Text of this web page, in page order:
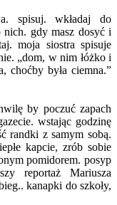
spisuj. wkładaj do
nich. gdy masz dosyć i
moja siostra spisuje
„dom, w nim łóżko i
choćby była ciemna.”
by poczuć zapach
wstając godzinę
randki z samym sobą.
kapcie, zrób sobie
pomidorem. posyp
reportaż Mariusza
kanapki do szkoły,